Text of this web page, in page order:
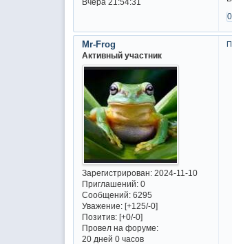
Вчера 21:54:31
0
Mr-Frog
Активный участник
Зарегистрирован: 2024-11-10
Приглашений:0
Сообщений:6295
Уважение: [+125/-0]
Позитив: [+0/-0]
Провел на форуме:
20 дней 0 часов